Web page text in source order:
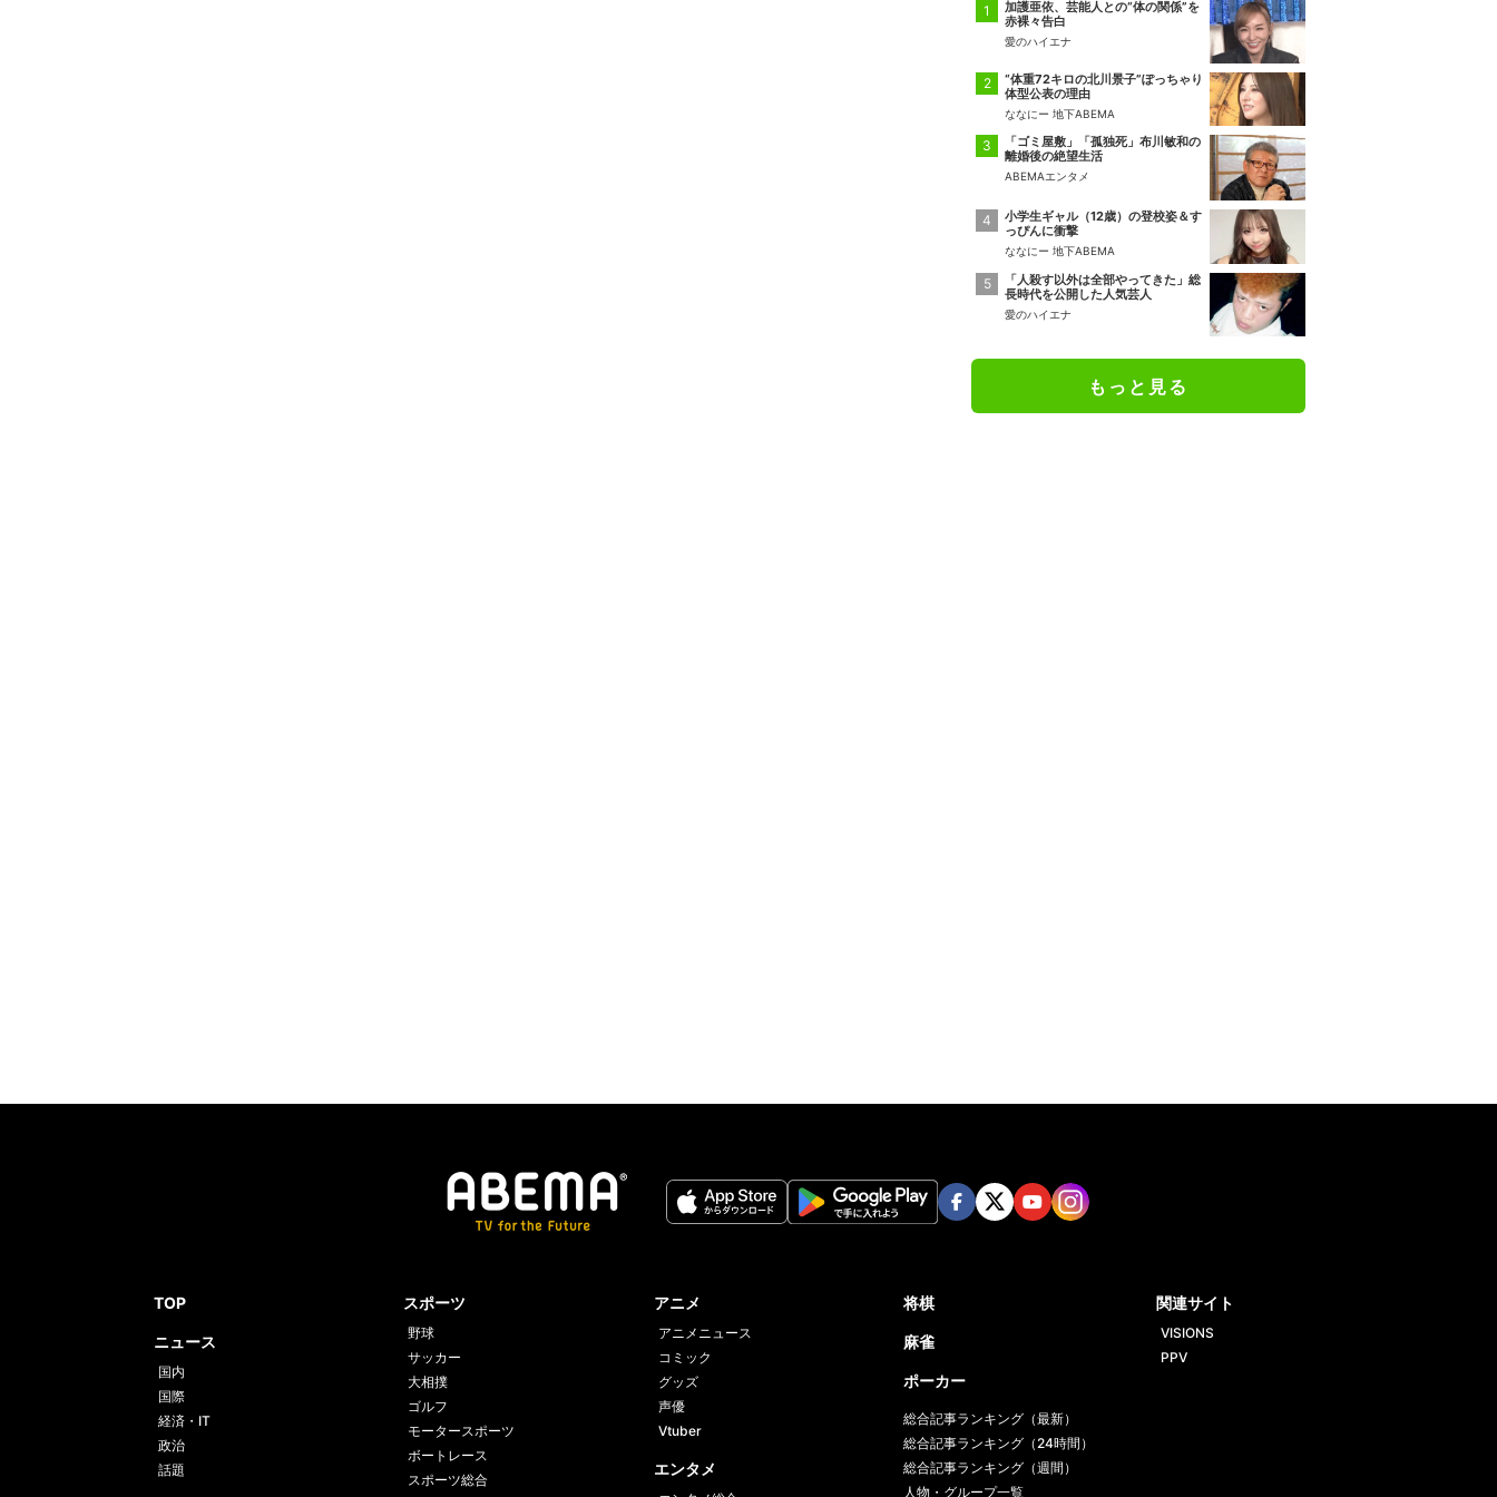
加護亜依、芸能人との“体の関係”を
赤裸々告白
愛のハイエナ
“体重72キロの北川景子”ぽっちゃり
体型公表の理由
ななにー 地下ABEMA
「ゴミ屋敷」「孤独死」布川敏和の
離婚後の絶望生活
ABEMAエンタメ
小学生ギャル（12歳）の登校姿＆す
っぴんに衝撃
ななにー 地下ABEMA
「人殺す以外は全部やってきた」総
長時代を公開した人気芸人
愛のハイエナ
もっと見る
TOP
ニュース
国内
国際
経済・IT
政治
話題
スポーツ
野球
サッカー
大相撲
ゴルフ
モータースポーツ
ボートレース
スポーツ総合
アニメ
アニメニュース
コミック
グッズ
声優
Vtuber
エンタメ
将棋
麻雀
ポーカー
総合記事ランキング（最新）
総合記事ランキング（24時間）
総合記事ランキング（週間）
人物・グループ一覧
関連サイト
VISIONS
PPV